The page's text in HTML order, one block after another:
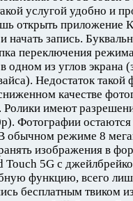
услугой удобно и
открыть приложение
начать запись.
переключения
одном из углов экрана
Недостаток такой
качестве
Ролики имеют
Фотографии
обычном режиме 8
изображения в
Touch 5G с
функцию, всего
бесплатным твиком